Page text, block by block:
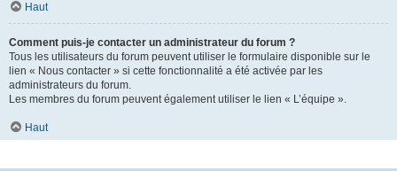
Haut
Comment puis-je contacter un administrateur du forum ?
Tous les utilisateurs du forum peuvent utiliser le formulaire disponible sur le
lien « Nous contacter » si cette fonctionnalité a été activée par les
administrateurs du forum.
Les membres du forum peuvent également utiliser le lien « L’équipe ».
Haut